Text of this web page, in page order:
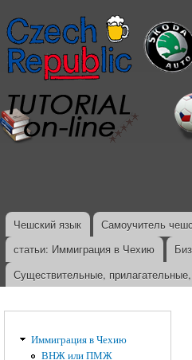
Главное меню
Чешский язык Самоучитель
статьи: Иммиграция в Чехию
Существительные,
Иммиграция в Чехию
ВНЖ или ПМЖ